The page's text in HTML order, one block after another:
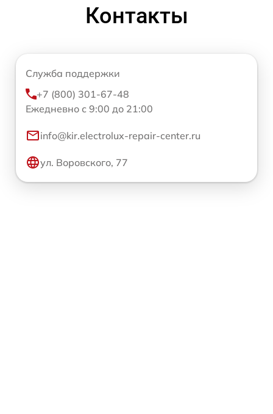
Контакты
Служба поддержки
+7 (800) 301-67-48
Ежедневно с 9:00 до 21:00
info@kir.electrolux-repair-center.ru
ул. Воровского, 77